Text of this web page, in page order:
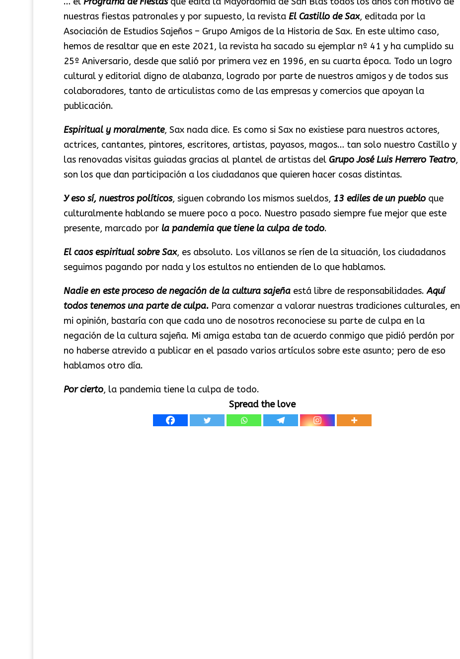
nuestras fiestas patronales y por supuesto, la revista El Castillo de Sax, editada por la
Asociación de Estudios Sajeños – Grupo Amigos de la Historia de Sax. En este ultimo caso,
hemos de resaltar que en este 2021, la revista ha sacado su ejemplar nº 41 y ha cumplido su
25º Aniversario, desde que salió por primera vez en 1996, en su cuarta época. Todo un logro
cultural y editorial digno de alabanza, logrado por parte de nuestros amigos y de todos sus
colaboradores, tanto de articulistas como de las empresas y comercios que apoyan la
publicación.
Espiritual y moralmente, Sax nada dice. Es como si Sax no existiese para nuestros actores,
actrices, cantantes, pintores, escritores, artistas, payasos, magos… tan solo nuestro Castillo y
las renovadas visitas guiadas gracias al plantel de artistas del Grupo José Luis Herrero Teatro,
son los que dan participación a los ciudadanos que quieren hacer cosas distintas.
Y eso sí, nuestros políticos, siguen cobrando los mismos sueldos, 13 ediles de un puebloque
culturalmente hablando se muere poco a poco. Nuestro pasado siempre fue mejor que este
presente, marcado por la pandemia que tiene la culpa de todo.
El caos espiritual sobre Sax, es absoluto. Los villanos se ríen de la situación, los ciudadanos
seguimos pagando por nada y los estultos no entienden de lo que hablamos.
Nadie en este proceso de negación de la cultura sajeñaestá libre de responsabilidades.Aquí
todos tenemos una parte de culpa.Para comenzar a valorar nuestras tradiciones culturales, en
mi opinión, bastaría con que cada uno de nosotros reconociese su parte de culpa en la
negación de la cultura sajeña. Mi amiga estaba tan de acuerdo conmigo que pidió perdón por
no haberse atrevido a publicar en el pasado varios artículos sobre este asunto; pero de eso
hablamos otro día.
Por cierto, la pandemia tiene la culpa de todo.
Spread the love